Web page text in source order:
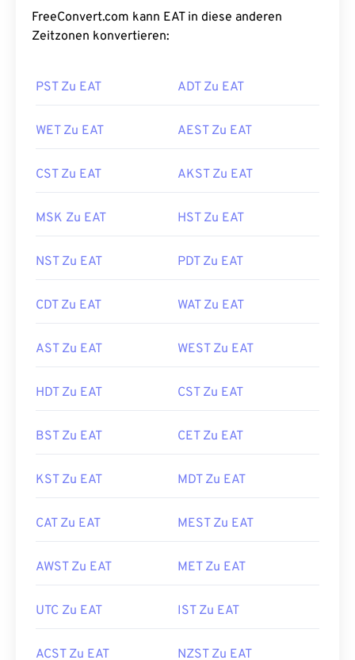
FreeConvert.com kann EAT in diese anderen
Zeitzonen konvertieren:
PST Zu EAT ADT Zu EAT
WET Zu EAT AEST Zu EAT
CST Zu EAT AKST Zu EAT
MSK Zu EAT HST Zu EAT
NST Zu EAT PDT Zu EAT
CDT Zu EAT WAT Zu EAT
AST Zu EAT WEST Zu EAT
HDT Zu EAT CST Zu EAT
BST Zu EAT CET Zu EAT
KST Zu EAT MDT Zu EAT
CAT Zu EAT MEST Zu EAT
AWST Zu EAT MET Zu EAT
UTC Zu EAT IST Zu EAT
ACST Zu EAT NZST Zu EAT